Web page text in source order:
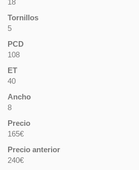
18
Tornillos
5
PCD
108
ET
40
Ancho
8
Precio
165€
Precio anterior
240€